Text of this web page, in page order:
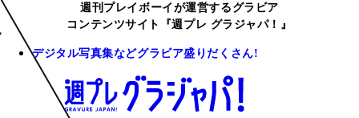
週刊プレイボーイが運営するグラビア
コンテンツサイト『週プレ グラジャパ！』
デジタル写真集などグラビア盛りだくさん!